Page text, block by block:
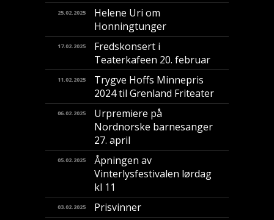
25.02.2025
Helene Uri om
Honningtunger
17.02.2025
Fredskonsert i
Teaterkafeen 20. februar
11.02.2025
Trygve Hoffs Minnepris
2024 til Grenland Friteater
06.02.2025
Urpremiere på
Nordnorske barnesanger
27. april
05.02.2025
Åpningen av
Vinterlysfestivalen lørdag
kl 11
03.02.2025 Prisvinner